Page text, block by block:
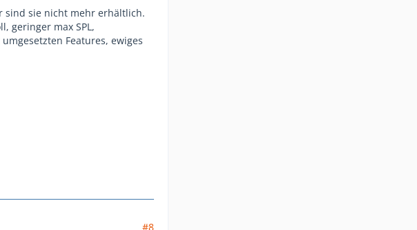
sind sie nicht mehr erhältlich.
geringer max SPL,
Features, ewiges
#8